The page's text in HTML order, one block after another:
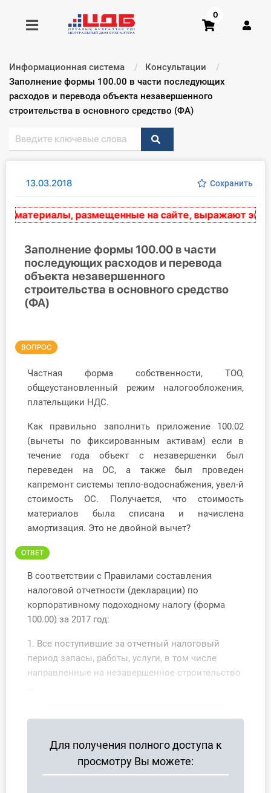
Получить консультацию
Купить доступ
Главная ИС
Консультации
Библиотека бухгалтера
Инструменты
Справочник бухгалтера
Участник ВЭД
Практика ИП
Кадры. Труд. Зарплата.
Учет по отраслям
Юридический помощник
Интернет-магазин
О Системе
Обучение
Тарифы
бухгалтера
0
Информационная система
Консультации
Текущий:
Заполнение формы 100.00 в части последующих
расходов и перевода объекта незавершенного
строительства в основного средство (ФА)
13.03.2018 Сохранить
размещенные на сайте, выражают
Заполнение формы 100.00 в части
последующих расходов и перевода
объекта незавершенного
строительства в основного средство
(ФА)
ВОПРОС
Частная форма собственности, ТОО,
общеустановленный режим налогообложения,
плательщики НДС.
Как правильно заполнить приложение 100.02
(вычеты по фиксированным активам) если в
течение года объект с незавершенки был
переведен на ОС, а также был проведен
капремонт системы тепло-водоснабжения, увел-й
стоимость ОС. Получается, что стоимость
материалов была списана и начислена
амортизация. Это не двойной вычет?
ОТВЕТ
В соответствии с Правилами составления
налоговой отчетности (декларации) по
корпоративному подоходному налогу (форма
100.00) за 2017 год:
1. Все поступившие за отчетный налоговый
период запасы, работы, услуги, в том числе
направленные на незавершенное строительство
Для получения полного доступа к
просмотру Вы можете: